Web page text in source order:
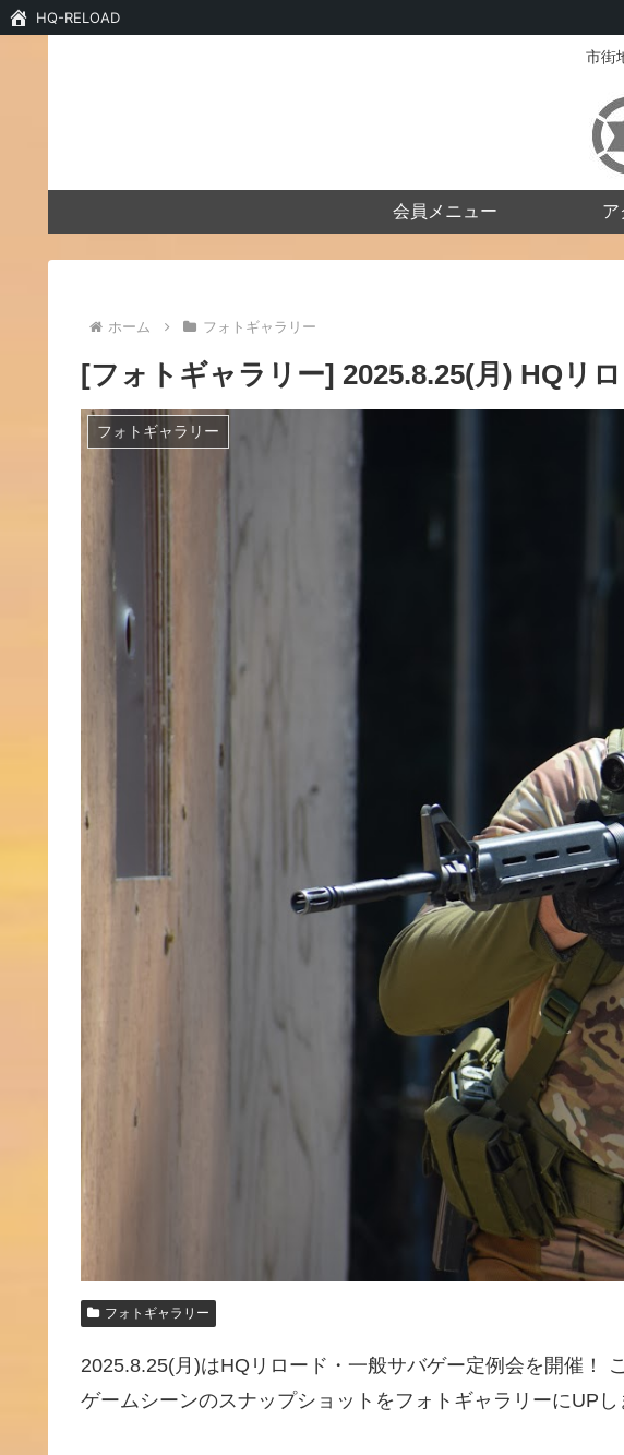
HQ-RELOAD
市街
会員メニュー ア
ホーム フォトギャラリー
[フォトギャラリー] 2025.8.25(月) HQリ
フォトギャラリー
フォトギャラリー
2025.8.25(月)はHQリロード・一般サバゲー定例会を開催！
ゲームシーンのスナップショットをフォトギャラリーにUPし